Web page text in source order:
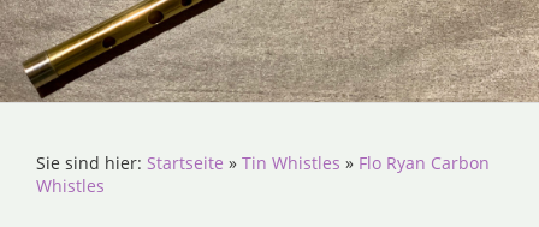
Sie sind hier: Startseite » Tin Whistles » Flo Ryan Carbon
Whistles